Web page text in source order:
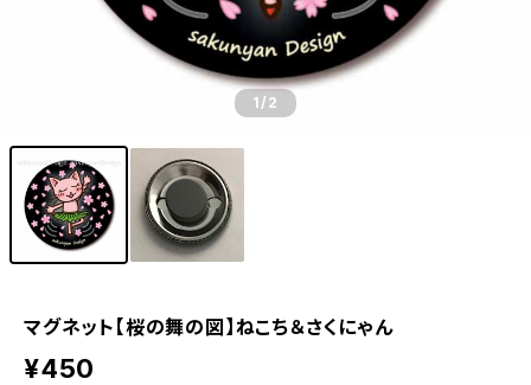
1/2
マグネット【桜の舞の図】ねこち＆さくにゃん
¥450